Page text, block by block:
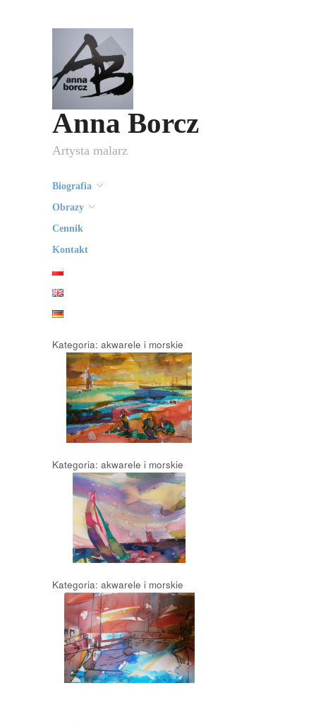
Anna Borcz
Artysta malarz
Biografia
Obrazy
Cennik
Kontakt
Kategoria: akwarele i morskie
Kategoria: akwarele i morskie
Kategoria: akwarele i morskie